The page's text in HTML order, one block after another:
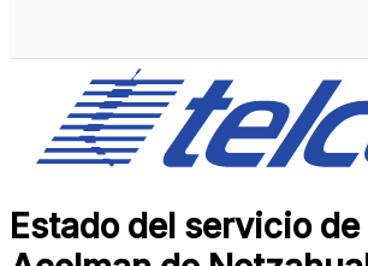
Estado del servicio